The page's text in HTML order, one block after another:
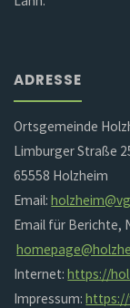
ADRESSE
Ortsgemeinde
Limburger Straße
65558 Holzheim
Email:
Email für Berichte,
Internet:https://
Impressum:https://